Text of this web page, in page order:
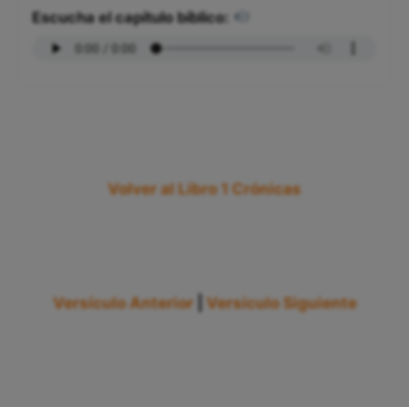
Escucha el capítulo bíblico:
Volver al Libro 1 Crónicas
Versículo Anterior Versículo Siguiente